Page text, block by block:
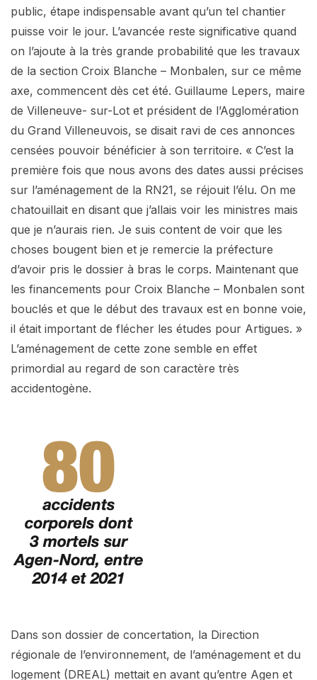
public, étape indispensable avant qu’un tel chantier
puisse voir le jour. L’avancée reste significative quand
on l’ajoute à la très grande probabilité que les travaux
de la section Croix Blanche – Monbalen, sur ce même
axe, commencent dès cet été. Guillaume Lepers, maire
de Villeneuve- sur-Lot et président de l’Agglomération
du Grand Villeneuvois, se disait ravi de ces annonces
censées pouvoir bénéficier à son territoire. « C’est la
première fois que nous avons des dates aussi précises
sur l’aménagement de la RN21, se réjouit l’élu. On me
chatouillait en disant que j’allais voir les ministres mais
que je n’aurais rien. Je suis content de voir que les
choses bougent bien et je remercie la préfecture
d’avoir pris le dossier à bras le corps. Maintenant que
les financements pour Croix Blanche – Monbalen sont
bouclés et que le début des travaux est en bonne voie,
il était important de flécher les études pour Artigues. »
L’aménagement de cette zone semble en effet
primordial au regard de son caractère très
accidentogène.
Dans son dossier de concertation, la Direction
régionale de l’environnement, de l’aménagement et du
logement (DREAL) mettait en avant qu’entre Agen et